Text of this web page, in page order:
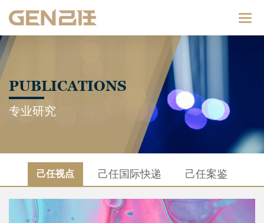
PUBLICATIONS
专业研究
己任视点 己任国际快递 己任案鉴